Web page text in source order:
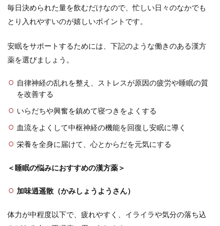
毎日決められた量を飲むだけなので、忙しい日々のなかでも
とり入れやすいのが嬉しいポイントです。
安眠をサポートするためには、下記のような働きのある漢方
薬を選びましょう。
自律神経の乱れを整え、ストレスが原因の疲労や睡眠の質
を改善する
いらだちや興奮を鎮めて寝つきをよくする
血流をよくして中枢神経の機能を回復し安眠に導く
栄養を全身に届けて、心とからだを元気にする
＜睡眠の悩みにおすすめの漢方薬＞
加味逍遥散（かみしょうようさん）
体力が中程度以下で、疲れやすく、イライラや気分の落ち込